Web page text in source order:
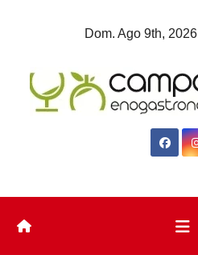
Dom. Ago 9th, 2026